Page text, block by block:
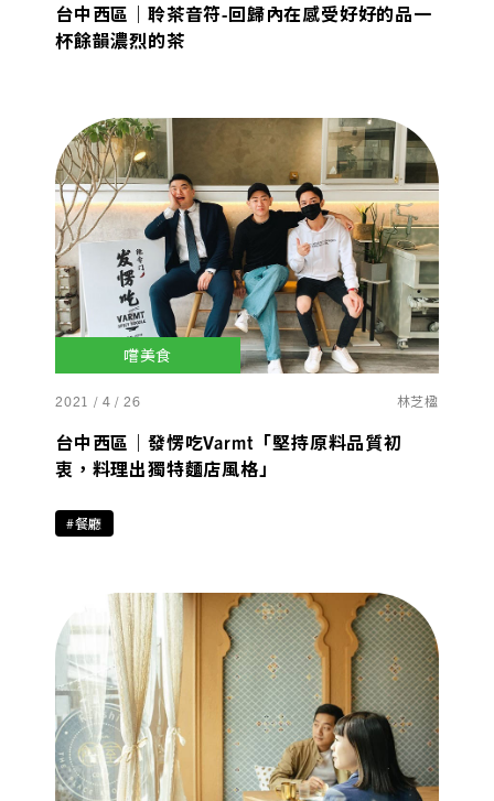
台中西區｜聆茶音符-回歸內在感受好好的品一
杯餘韻濃烈的茶
嚐美食
2021 / 4 / 26 林芝楹
台中西區｜發愣吃Varmt「堅持原料品質初
衷，料理出獨特麵店風格」
#餐廳